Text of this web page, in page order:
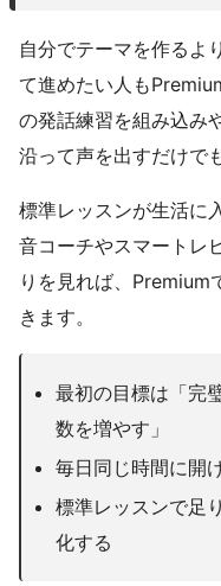
自分でテーマを作るよ
て進めたい人も
の発話練習を組み込み
沿って声を出すだけで
標準レッスンが生活に
音コーチやスマートレ
りを見れば、Premium
きます。
最初の目標は「完
数を増やす」
毎日同じ時間に開
標準レッスンで足
化する